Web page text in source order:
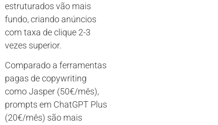
estruturados vão mais
fundo, criando anúncios
com taxa de clique 2-3
vezes superior.
Comparado a ferramentas
pagas de copywriting
como Jasper (50€/mês),
prompts em ChatGPT Plus
(20€/mês) são mais